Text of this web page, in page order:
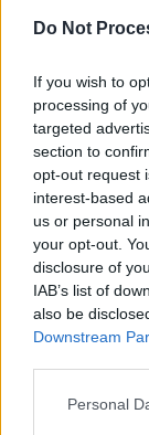
Do Not
If you wish to
processing of
targeted
section to
opt-out request
interest-based
us or personal
your opt-out.
disclosure of
IAB’s list of
also be
Downstream
Please note
Personal
Το
μην
ή τη
Το
των
και τα
τα150